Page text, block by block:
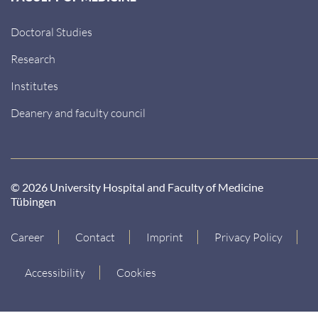
Doctoral Studies
Research
Institutes
Deanery and faculty council
© 2026 University Hospital and Faculty of Medicine
Tübingen
Career Contact Imprint Privacy Policy
Accessibility Cookies